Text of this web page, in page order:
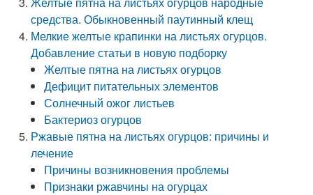
средства. Обыкновенный паутинный клещ
Мелкие желтые крапинки на листьях огурцов.
Добавление статьи в новую подборку
Желтые пятна на листьях огурцов
Дефицит питательных элементов
Солнечный ожог листьев
Бактериоз огурцов
Ржавые пятна на листьях огурцов: причины и
лечение
Причины возникновения проблемы
Признаки ржавчины на огурцах